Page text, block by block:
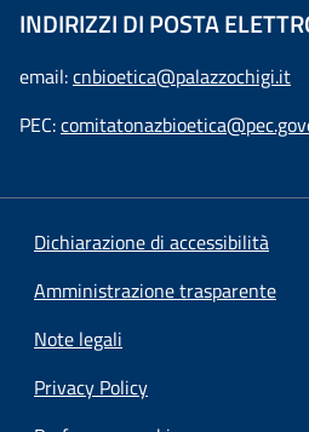
INDIRIZZI DI POSTA
email:cnbioetica@palazzochigi.it
PEC:
Dichiarazione di accessibilità
Amministrazione trasparente
Note legali
Privacy Policy